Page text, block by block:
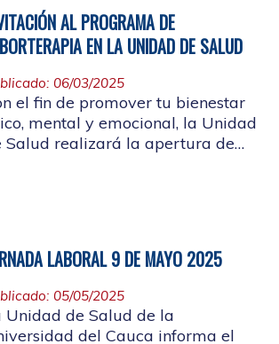
AL PROGRAMA DE
EN LA UNIDAD DE SALUD
06/03/2025
el fin de promover tu bienestar
mental y emocional, la Unidad
Salud realizará la apertura de
LABORAL 9 DE MAYO 2025
05/05/2025
Unidad de Salud de la
del Cauca informa el